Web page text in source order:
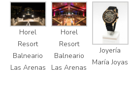
Horel
Resort
Balneario
Las Arenas
Horel
Resort
Balneario
Las Arenas
Joyería
María Joyas